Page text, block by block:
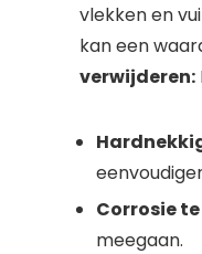
vlekken en
kan een
verwijderen:
Corrosie
meegaan.